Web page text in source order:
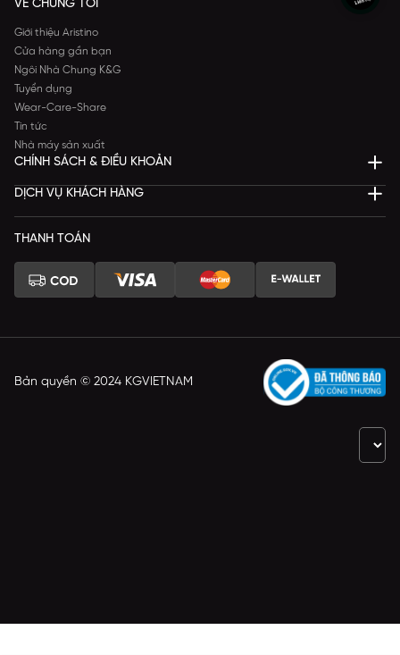
VỀ CHÚNG TÔI
Giới thiệu Aristino
Cửa hàng gần bạn
Ngôi Nhà Chung K&G
Tuyển dụng
Wear-Care-Share
Tin tức
Nhà máy sản xuất
CHÍNH SÁCH & ĐIỀU KHOẢN
DỊCH VỤ KHÁCH HÀNG
THANH TOÁN
Bản quyền © 2024 KGVIETNAM